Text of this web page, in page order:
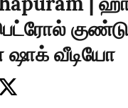
ஷாக் வீடியோ